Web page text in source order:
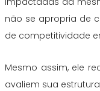
não se apropria de
de competitividade
Mesmo assim, ele
avaliem sua